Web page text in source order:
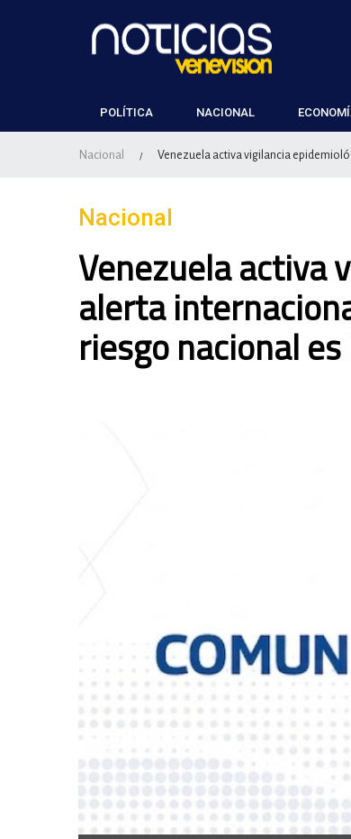
POLÍTICA NACIONAL
Nacional / Venezuela activa vigilancia
Nacional
Venezuela activa
alerta
riesgo nacional